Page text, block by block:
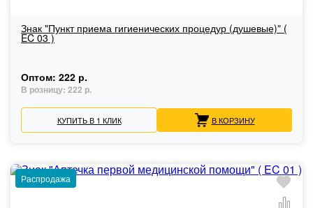
Знак "Пункт приема гигиенических процедур (душевые)" (
EC 03 )
Оптом: 222 р.
В розницу: 222 р.
КУПИТЬ В 1 КЛИК В КОРЗИНУ
Распродажа